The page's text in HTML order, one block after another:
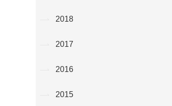
2018
2017
2016
2015